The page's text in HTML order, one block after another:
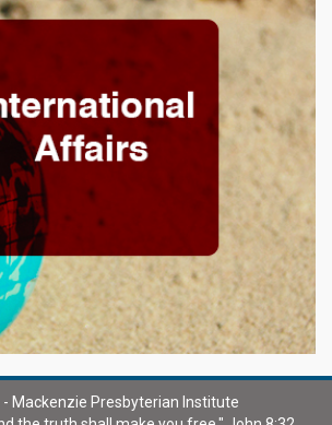
Mackenzie Presbyterian Institute